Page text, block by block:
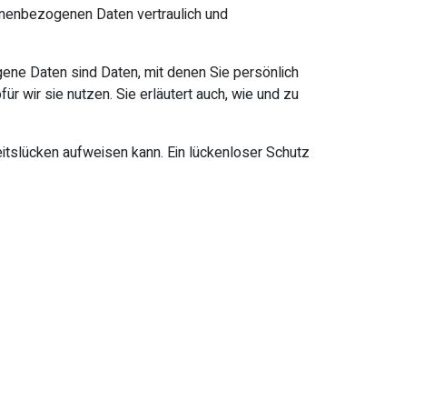
Daten vertraulich und
Daten sind Daten, mit denen Sie persönlich
wir sie nutzen. Sie erläutert auch, wie und zu
aufweisen kann. Ein lückenloser Schutz